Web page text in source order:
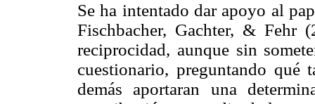
Se ha intentado dar apoyo al
Fischbacher, Gachter, & Fehr
reciprocidad, aunque sin
cuestionario, preguntando
demás aportaran una